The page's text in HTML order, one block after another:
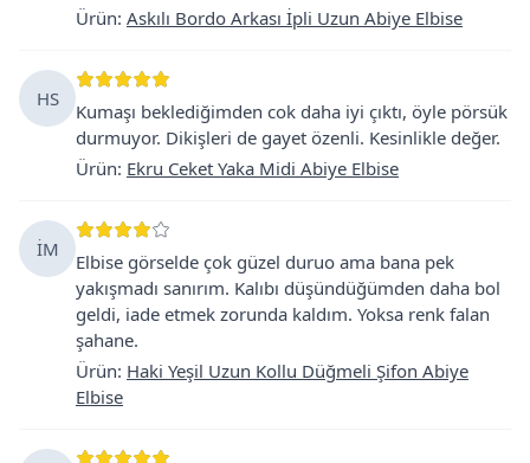
Ürün: Askılı Bordo Arkası İpli Uzun Abiye Elbise
HS
Kumaşı beklediğimden cok daha iyi çıktı, öyle pörsük
durmuyor. Dikişleri de gayet özenli. Kesinlikle değer.
Ürün: Ekru Ceket Yaka Midi Abiye Elbise
İM
Elbise görselde çok güzel duruo ama bana pek
yakışmadı sanırım. Kalıbı düşündüğümden daha bol
geldi, iade etmek zorunda kaldım. Yoksa renk falan
şahane.
Ürün: Haki Yeşil Uzun Kollu Düğmeli Şifon Abiye
Elbise